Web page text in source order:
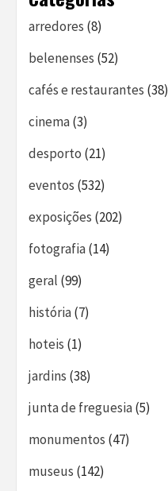
arredores (8)
belenenses (52)
cafés e restaurantes (38)
cinema(3)
desporto (21)
eventos (532)
exposições (202)
fotografia(14)
geral (99)
história(7)
hoteis (1)
jardins (38)
junta de freguesia(5)
monumentos (47)
museus (142)